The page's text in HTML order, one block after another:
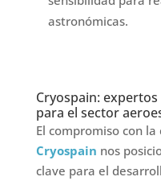
astronómicas.
Cryospain:
para el sector
El compromiso con
Cryospain nos
clave para el